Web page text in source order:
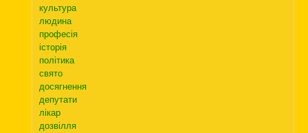
культура
людина
професія
історія
політика
свято
досягнення
депутати
лікар
дозвілля